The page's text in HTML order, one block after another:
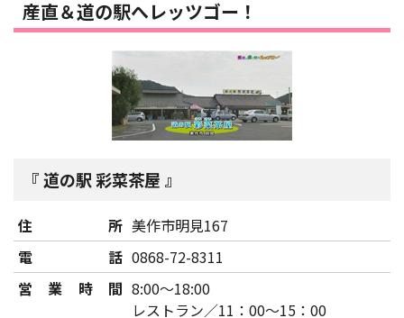
産直＆道の駅へレッツゴー！
道の駅 彩菜茶屋
住所 美作市明見167
電話 0868-72-8311
営業時間 8:00～18:00
レストラン／11：00～15：00